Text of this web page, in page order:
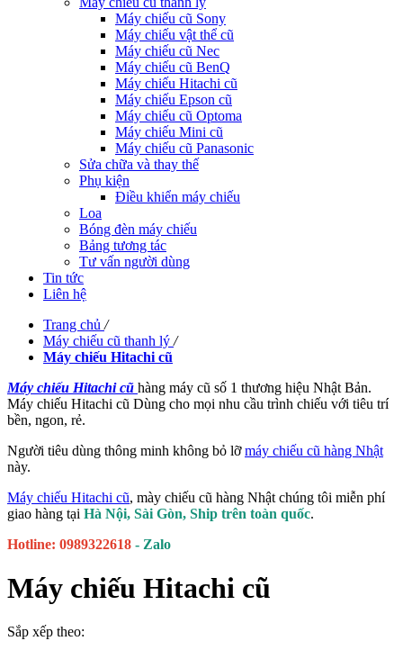
Máy chiếu cũ Sony
Máy chiếu vật thể cũ
Máy chiếu cũ Nec
Máy chiếu cũ BenQ
Máy chiếu Hitachi cũ
Máy chiếu Epson cũ
Máy chiếu cũ Optoma
Máy chiếu Mini cũ
Máy chiếu cũ Panasonic
Sửa chữa và thay thế
Phụ kiện
Điều khiển máy chiếu
Loa
Bóng đèn máy chiếu
Bảng tương tác
Tư vấn người dùng
Tin tức
Liên hệ
Trang chủ /
Máy chiếu cũ thanh lý /
Máy chiếu Hitachi cũ
Máy chiếu Hitachi cũ hàng máy cũ số 1 thương hiệu Nhật Bản.
Máy chiếu Hitachi cũ Dùng cho mọi nhu cầu trình chiếu với tiêu trí
bền, ngon, rẻ.
Người tiêu dùng thông minh không bỏ lỡmáy chiếu cũ hàng Nhật
này.
Máy chiếu Hitachi cũ, mày chiếu cũ hàng Nhật chúng tôi miễn phí
giao hàng tại Hà Nội, Sài Gòn, Ship trên toàn quốc.
Hotline: 0989322618 - Zalo
Máy chiếu Hitachi cũ
Sắp xếp theo: